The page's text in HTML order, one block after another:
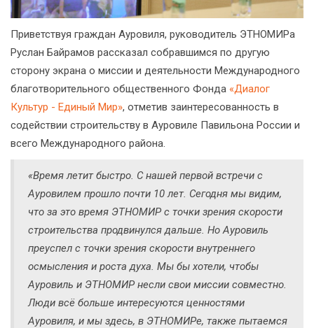
Приветствуя граждан Ауровиля, руководитель ЭТНОМИРа
Руслан Байрамов рассказал собравшимся по другую
сторону экрана о миссии и деятельности Международного
благотворительного общественного Фонда «Диалог
Культур - Единый Мир», отметив заинтересованность в
содействии строительству в Ауровиле Павильона России и
всего Международного района.
«Время летит быстро. С нашей первой встречи с
Ауровилем прошло почти 10 лет. Сегодня мы видим,
что за это время ЭТНОМИР с точки зрения скорости
строительства продвинулся дальше. Но Ауровиль
преуспел с точки зрения скорости внутреннего
осмысления и роста духа. Мы бы хотели, чтобы
Ауровиль и ЭТНОМИР несли свои миссии совместно.
Люди всё больше интересуются ценностями
Ауровиля, и мы здесь, в ЭТНОМИРе, также пытаемся